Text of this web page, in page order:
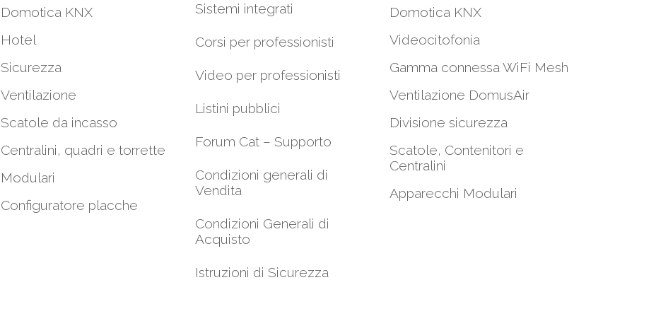
Domotica KNX
Hotel
Sicurezza
Ventilazione
Scatole da incasso
Centralini, quadri e torrette
Modulari
Configuratore placche
Sistemi integrati
Corsi per professionisti
Video per professionisti
Listini pubblici
Forum Cat – Supporto
Condizioni generali di
Vendita
Condizioni Generali di
Acquisto
Istruzioni di Sicurezza
Domotica KNX
Videocitofonia
Gamma connessa WiFi Mesh
Ventilazione DomusAir
Divisione sicurezza
Scatole, Contenitori e
Centralini
Apparecchi Modulari